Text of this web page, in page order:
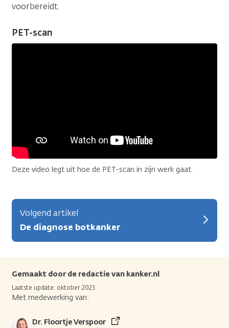
voorbereidt.
PET-scan
Deze video legt uit hoe de PET-scan in zijn werk gaat.
Volgend artikel
De diagnose botkanker
Gemaakt door de redactie van kanker.nl
Laatste update: oktober 2023
Met medewerking van:
Dr. Floortje Verspoor